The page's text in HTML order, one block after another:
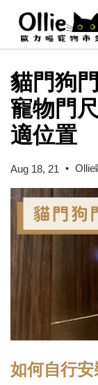
貓門狗
寵物門
適位置
Aug 18, 21 • Ollie
如何自行安